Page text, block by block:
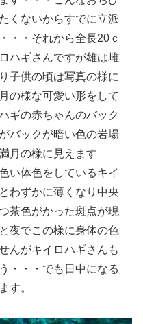
くないからすでに立派
・・それから全長20ｃ
ハギさんですが雄は雌
子供の頃は写真の様に
の様な可愛い形をして
ギの赤ちゃんのバック
バックが暗い色の岩場
月の様に見えます
い体色をしているキイ
わずかに薄くなり中央
茶色がかった斑点が現
夜でこの様に身体の色
んがキイロハギさんも
・・・でも日中になる
す。